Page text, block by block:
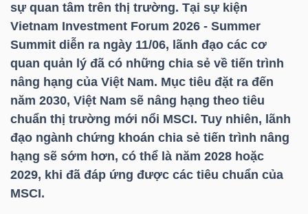
sự quan tâm trên thị trường. Tại sự kiện
Vietnam Investment Forum 2026 - Summer
Summit diễn ra ngày 11/06, lãnh đạo các cơ
quan quản lý đã có những chia sẻ về tiến trình
nâng hạng của Việt Nam. Mục tiêu đặt ra đến
năm 2030, Việt Nam sẽ nâng hạng theo tiêu
chuẩn thị trường mới nổi MSCI. Tuy nhiên, lãnh
đạo ngành chứng khoán chia sẻ tiến trình nâng
hạng sẽ sớm hơn, có thể là năm 2028 hoặc
2029, khi đã đáp ứng được các tiêu chuẩn của
MSCI.
NGHIỆP
SẢN
TÀI
CHÍNH